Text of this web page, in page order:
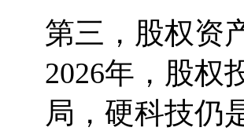
第三，股权资
2026年，股权
局，硬科技仍